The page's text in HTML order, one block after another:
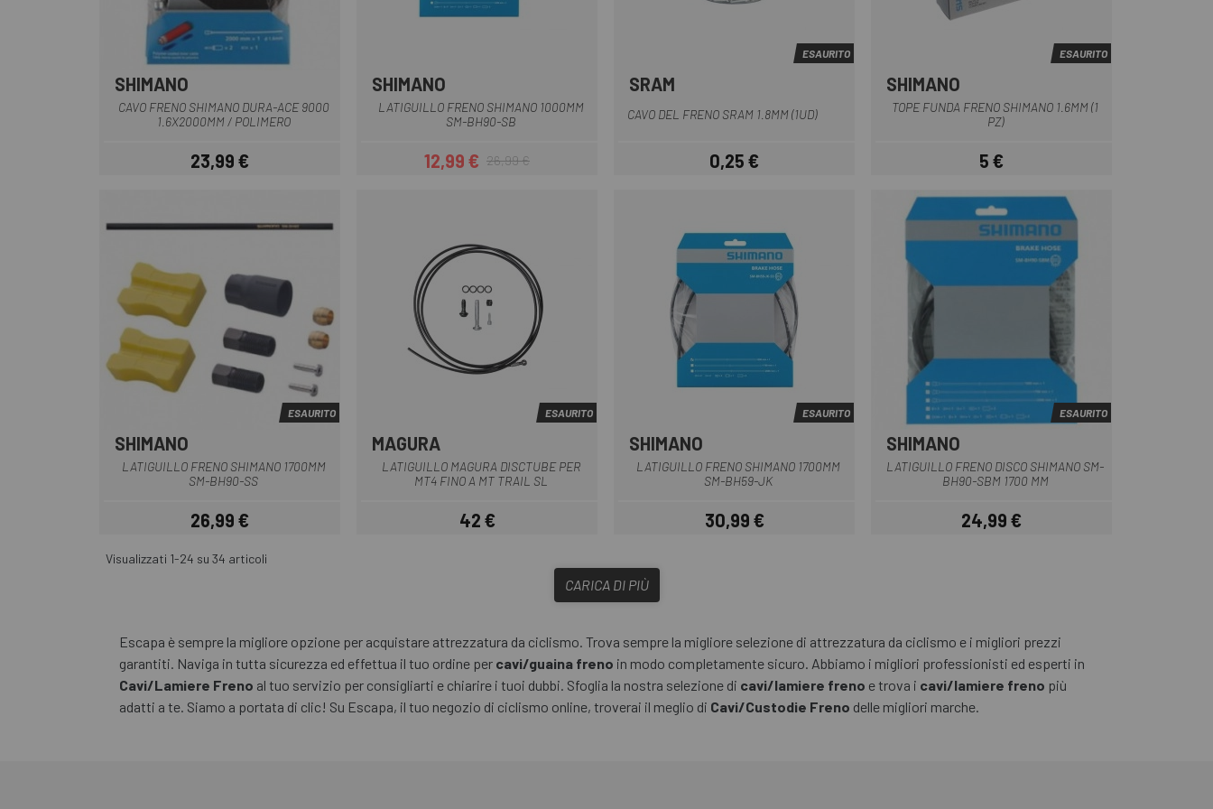
SHIMANO
CAVO FRENO SHIMANO DURA-ACE 9000
1.6X2000MM / POLIMERO
Prezzo
23,99 €
SHIMANO
LATIGUILLO FRENO SHIMANO 1000MM
SM-BH90-SB
Prezzo
12,99 €Prezzo base
26,99 €
ESAURITO
SRAM
CAVO DEL FRENO SRAM 1.8MM (1UD)
Prezzo
0,25 €
ESAURITO
SHIMANO
TOPE FUNDA FRENO SHIMANO 1.6MM (1
PZ)
Prezzo
5 €
ESAURITO
SHIMANO
LATIGUILLO FRENO SHIMANO 1700MM
SM-BH90-SS
Prezzo
26,99 €
ESAURITO
MAGURA
LATIGUILLO MAGURA DISCTUBE PER
MT4 FINO A MT TRAIL SL
Prezzo
42 €
ESAURITO
SHIMANO
LATIGUILLO FRENO SHIMANO 1700MM
SM-BH59-JK
Prezzo
30,99 €
ESAURITO
SHIMANO
LATIGUILLO FRENO DISCO SHIMANO SM-
BH90-SBM 1700 MM
Prezzo
24,99 €
Visualizzati 1-24 su 34 articoli
CARICA DI PIÙ
Escapa è sempre la migliore opzione per acquistare attrezzatura da ciclismo. Trova sempre la migliore selezione di attrezzatura da ciclismo e i migliori prezzi
garantiti. Naviga in tutta sicurezza ed effettua il tuo ordine per cavi/guaina freno in modo completamente sicuro. Abbiamo i migliori professionisti ed esperti in
Cavi/Lamiere Freno al tuo servizio per consigliarti e chiarire i tuoi dubbi. Sfoglia la nostra selezione di cavi/lamiere freno e trova i cavi/lamiere freno più
adatti a te. Siamo a portata di clic! Su Escapa, il tuo negozio di ciclismo online, troverai il meglio di Cavi/Custodie Freno delle migliori marche.